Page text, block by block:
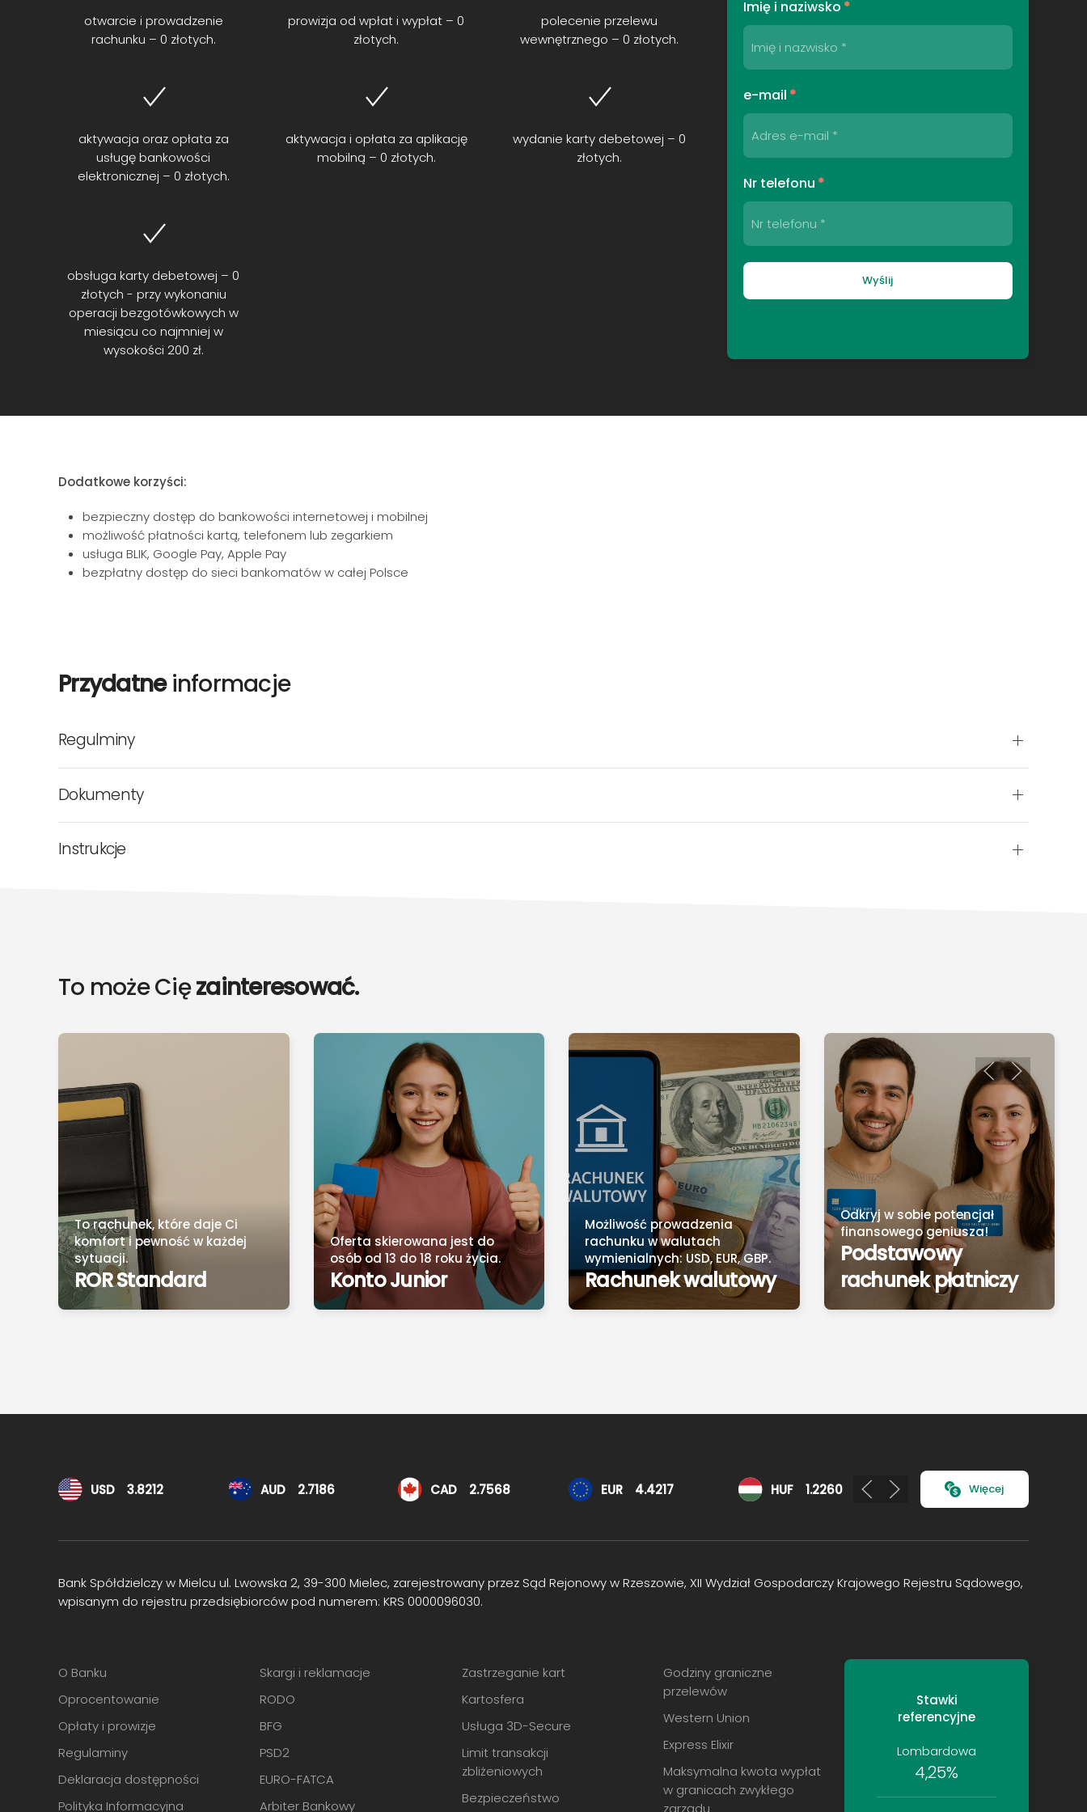
otwarcie i prowadzenie
rachunku – 0 złotych.
prowizja od wpłat i wypłat – 0
złotych.
polecenie przelewu
wewnętrznego – 0 złotych.
aktywacja oraz opłata za
usługę bankowości
elektronicznej – 0 złotych.
aktywacja i opłata za aplikację
mobilną – 0 złotych.
wydanie karty debetowej – 0
złotych.
obsługa karty debetowej – 0
złotych - przy wykonaniu
operacji bezgotówkowych w
miesiącu co najmniej w
wysokości 200 zł.
Imię i naziwsko *
e-mail *
Nr telefonu *
Wyślij
Dodatkowe korzyści:
bezpieczny dostęp do bankowości internetowej i mobilnej
możliwość płatności kartą, telefonem lub zegarkiem
usługa BLIK, Google Pay, Apple Pay
bezpłatny dostęp do sieci bankomatów w całej Polsce
Przydatneinformacje
Regulminy
Dokumenty
Instrukcje
To może Cięzainteresować.
To rachunek, które daje Ci
komfort i pewność w każdej
sytuacji.
ROR Standard
Oferta skierowana jest do
osób od 13 do 18 roku życia.
Konto Junior
Możliwość prowadzenia
rachunku w walutach
wymienialnych: USD, EUR, GBP.
Rachunek walutowy
Odkryj w sobie potencjał
finansowego geniusza!
Podstawowy
rachunek płatniczy
Kursy walut
USD 3.8212 AUD 2.7186 CAD 2.7568 EUR 4.4217 HUF 1.2260 CHF 4.7650
Więcej
Bank Spółdzielczy w Mielcu ul. Lwowska 2, 39-300 Mielec, zarejestrowany przez Sąd Rejonowy w Rzeszowie, XII Wydział Gospodarczy Krajowego Rejestru Sądowego,
wpisanym do rejestru przedsiębiorców pod numerem: KRS 0000096030.
O Banku
Oprocentowanie
Opłaty i prowizje
Regulaminy
Deklaracja dostępności
Polityka Informacyjna
Skargi i reklamacje
RODO
BFG
PSD2
EURO-FATCA
Arbiter Bankowy
Zastrzeganie kart
Kartosfera
Usługa 3D-Secure
Limit transakcji
zbliżeniowych
Bezpieczeństwo
Godziny graniczne
przelewów
Western Union
Express Elixir
Maksymalna kwota wypłat
w granicach zwykłego
Stawki
referencyjne
Lombardowa
4,25%